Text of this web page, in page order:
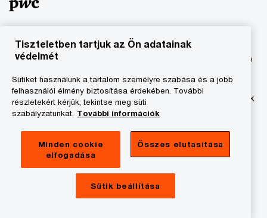
© 2023 - 2026 PwC. Minden jog fenntartva. A „PwC”
kifejezés a PricewaterhouseCoopers Könyvvizsgáló Kft.-re
amelyek az önálló és független jogi személyekből álló
PricewaterhouseCoopers International Limited hálózatának
tagja.
Adatkezelési tájékoztató
Cookie tájékoztató
A honlap fenntartója
Tiszteletben tartjuk az Ön adatainak
védelmét
Sütiket használunk a tartalom személyre szabása és a jobb
felhasználói élmény biztosítása érdekében. További
részletekért kérjük, tekintse meg süti
szabályzatunkat. További információk
Minden cookie
elfogadása
Összes elutasítása
Sütik beállítása